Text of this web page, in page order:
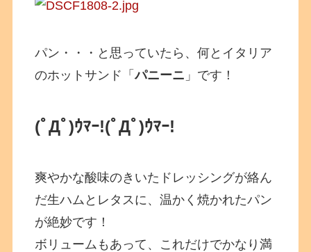
パン・・・と思っていたら、何とイタリア
のホットサンド「パニーニ 」です！
(ﾟДﾟ)ｳﾏｰ!(ﾟДﾟ)ｳﾏｰ!
爽やかな酸味のきいたドレッシングが絡ん
だ生ハムとレタスに、温かく焼かれたパン
が絶妙です！
ボリュームもあって、これだけでかなり満